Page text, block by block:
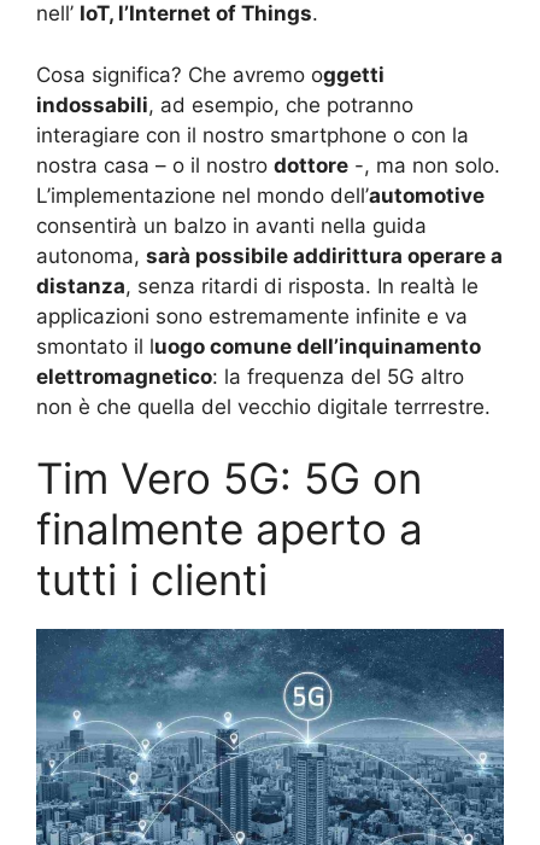
nell’ IoT, l’Internet of Things.
Cosa significa? Che avremo oggetti
indossabili, ad esempio, che potranno
interagiare con il nostro smartphone o con la
nostra casa – o il nostro dottore -, ma non solo.
L’implementazione nel mondo dell’automotive
consentirà un balzo in avanti nella guida
autonoma, sarà possibile addirittura operare a
distanza, senza ritardi di risposta. In realtà le
applicazioni sono estremamente infinite e va
smontato il luogo comune dell’inquinamento
elettromagnetico: la frequenza del 5G altro
non è che quella del vecchio digitale terrrestre.
Tim Vero 5G: 5G on
finalmente aperto a
tutti i clienti